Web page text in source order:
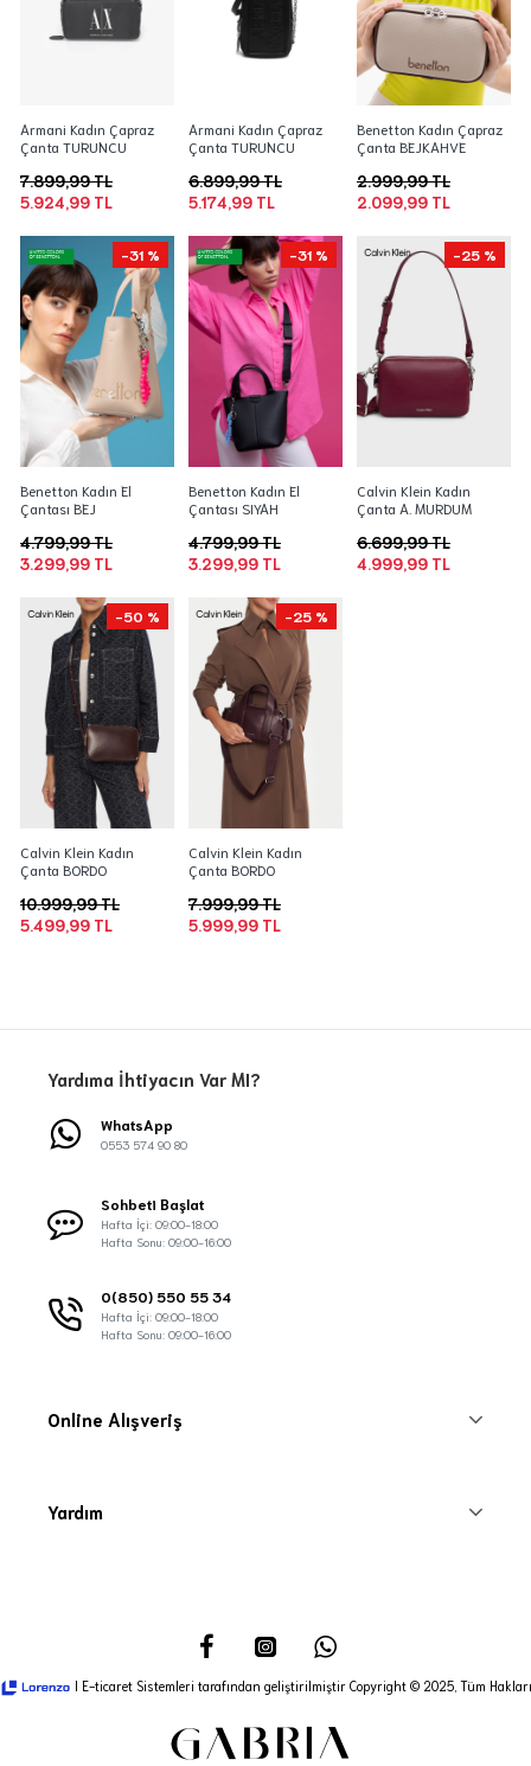
Armani Kadın Çapraz
Çanta TURUNCU
5.924,99 TL
7.899,99 TL
Armani Kadın Çapraz
Çanta TURUNCU
5.174,99 TL
6.899,99 TL
Benetton Kadın Çapraz
Çanta BEJKAHVE
2.099,99 TL
2.999,99 TL
-31 %
Benetton Kadın El
Çantası BEJ
3.299,99 TL
4.799,99 TL
-31 %
Benetton Kadın El
Çantası SIYAH
3.299,99 TL
4.799,99 TL
-25 %
Calvin Klein Kadın
Çanta A. MURDUM
4.999,99 TL
6.699,99 TL
-50 %
Calvin Klein Kadın
Çanta BORDO
5.499,99 TL
10.999,99 TL
-25 %
Calvin Klein Kadın
Çanta BORDO
5.999,99 TL
7.999,99 TL
Yardıma İhtiyacın Var MI?
WhatsApp
0553 574 90 80
Sohbeti Başlat
Hafta İçi: 09:00-18:00
Hafta Sonu: 09:00-16:00
0(850) 550 55 34
Hafta İçi: 09:00-18:00
Hafta Sonu: 09:00-16:00
Online Alışveriş
Yardım
I E-ticaret Sistemleri tarafından geliştirilmiştir Copyright © 2025, Tüm Hakları